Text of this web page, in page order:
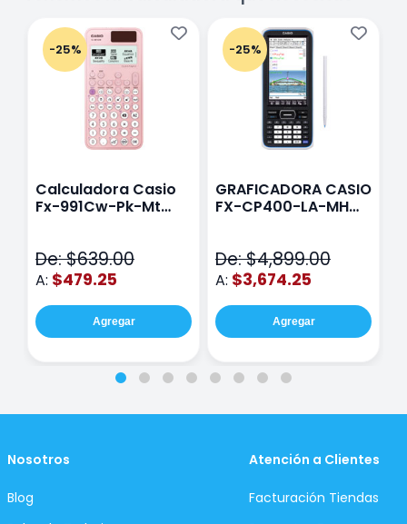
-25%
Calculadora Casio
Fx-991Cw-Pk-Mt
De: $639.00
A: $479.25
Agregar
-25%
GRAFICADORA CASIO
FX-CP400-LA-MH
De: $4,899.00
A: $3,674.25
Agregar
Nosotros
Blog
Atención a Clientes
Facturación Tiendas